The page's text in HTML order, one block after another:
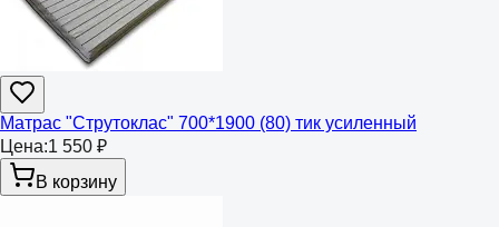
Матрас "Струтоклас" 700*1900 (80) тик усиленный
Цена:1 550 ₽
В корзину